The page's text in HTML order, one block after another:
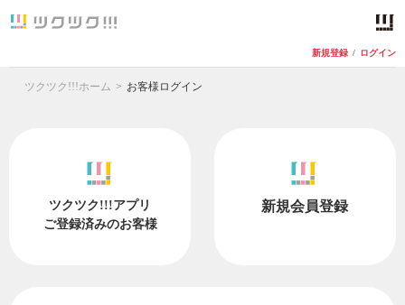
新規登録 / ログイン
ツクツク!!!ホーム お客様ログイン
ツクツク!!!アプリ
ご登録済みのお客様
新規会員登録